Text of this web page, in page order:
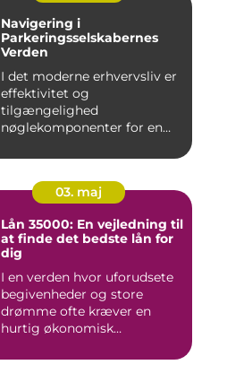
Navigering i
Parkeringsselskabernes
Verden
I det moderne erhvervsliv er
effektivitet og
tilgængelighed
nøglekomponenter for en
03. maj
Lån 35000: En vejledning til
at finde det bedste lån for
dig
I en verden hvor uforudsete
begivenheder og store
drømme ofte kræver en
hurtig økonomisk